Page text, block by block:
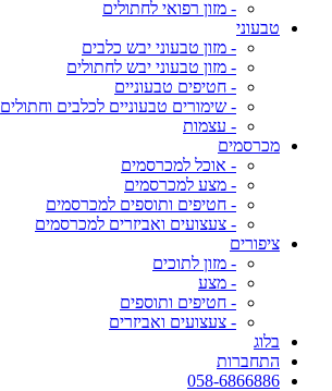
- מזון רפואי לחתולים
טבעוני
- מזון טבעוני יבש כלבים
- מזון טבעוני יבש לחתולים
- חטיפים טבעוניים
- שימורים טבעוניים לכלבים וחתולים
- עצמות
מכרסמים
- אוכל למכרסמים
- מצע למכרסמים
- חטיפים ותוספים למכרסמים
- צעצועים ואביזרים למכרסמים
ציפורים
- מזון לתוכים
- מצע
- חטיפים ותוספים
- צעצועים ואביזרים
בלוג
התחברות
058-6866886